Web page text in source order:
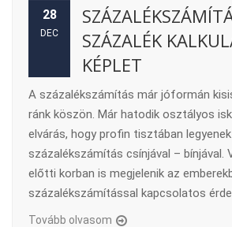
28
DEC
SZÁZALÉK
KÉPLET
A százalékszámítás már jóformán
ránk köszön. Már hatodik osztályos
elvárás, hogy profin tisztában
százalékszámítás csínjával – bínjával.
előtti korban is megjelenik az
százalékszámítással kapcsolatos
Tovább olvasom